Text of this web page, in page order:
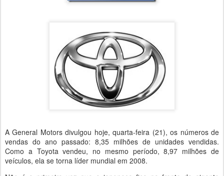
A General Motors divulgou hoje, quarta-feira (21), os números de
vendas do ano passado: 8,35 milhões de unidades vendidas.
Como a Toyota vendeu, no mesmo período, 8,97 milhões de
veículos, ela se torna líder mundial em 2008.